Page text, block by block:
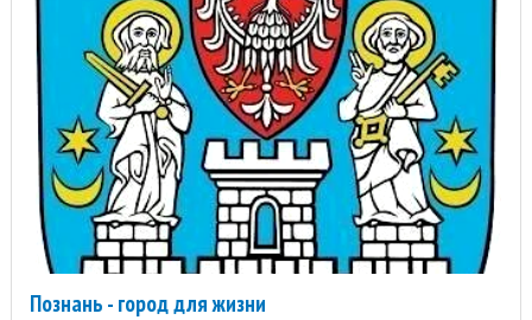
Познань - город для жизни